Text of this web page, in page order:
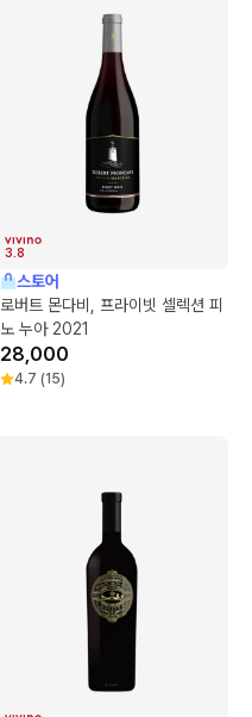
3.8
스토어
로버트 몬다비, 프라이빗 셀렉션 피
노 누아 2021
28,000
4.7 (15)